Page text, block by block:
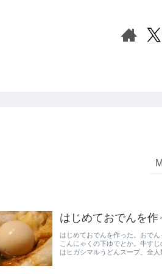
はじめておでんを
はじめておでんを作った。おで
こんにゃくの下ゆでとか。牛す
はヒガシマルうどんスープ。全人